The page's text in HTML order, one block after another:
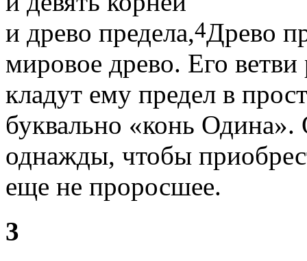
и древо предела,4Древо
мировое древо. Его
кладут ему предел в
буквально «конь Одина».
однажды, чтобы
еще не проросшее.
3